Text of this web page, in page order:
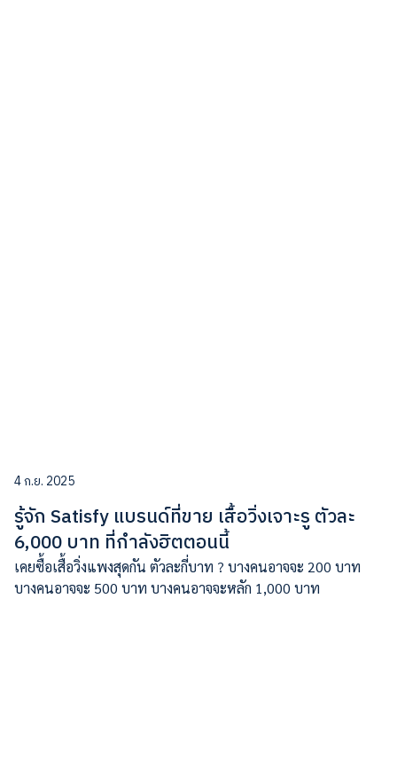
4 ก.ย. 2025
รู้จัก Satisfy แบรนด์ที่ขาย เสื้อวิ่งเจาะรู ตัวละ
6,000 บาท ที่กำลังฮิตตอนนี้
เคยซื้อเสื้อวิ่งแพงสุดกัน ตัวละกี่บาท ? บางคนอาจจะ 200 บาท
บางคนอาจจะ 500 บาท บางคนอาจจะหลัก 1,000 บาท